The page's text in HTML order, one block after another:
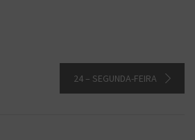
24 – SEGUNDA-FEIRA